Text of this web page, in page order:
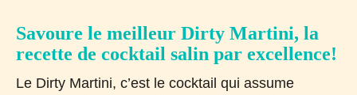
Savoure le meilleur Dirty Martini, la
recette de cocktail salin par excellence!
Le Dirty Martini, c’est le cocktail qui assume